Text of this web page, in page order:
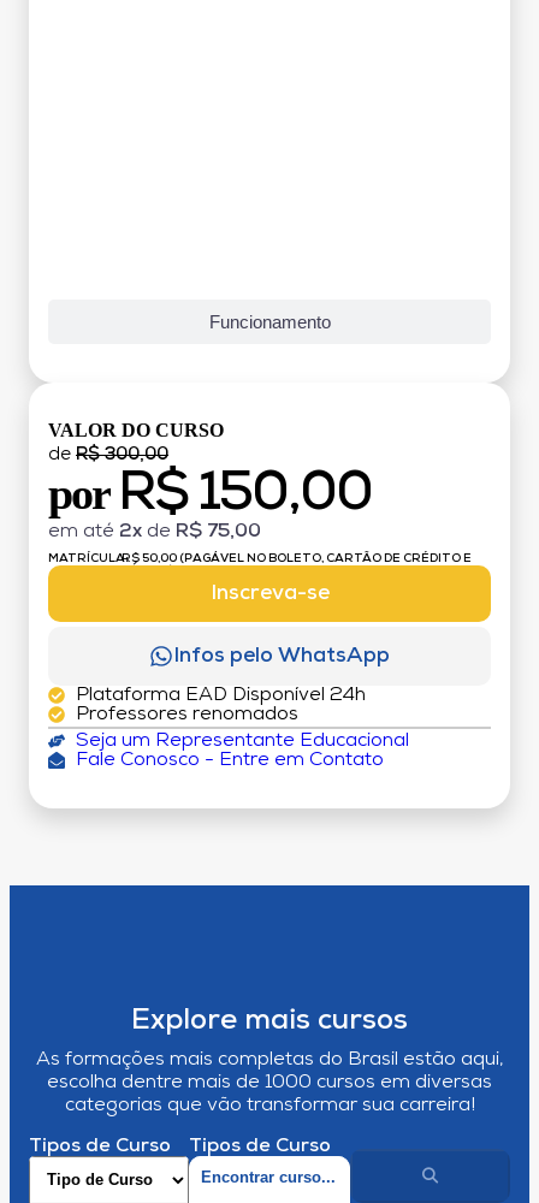
Funcionamento
VALOR DO CURSO
de R$ 300,00
por R$ 150,00
em até 2x de R$ 75,00
MATRÍCULA:R$ 50,00 (PAGÁVEL NO BOLETO, CARTÃO DE CRÉDITO E
Inscreva-se
Infos pelo WhatsApp
Plataforma EAD Disponível 24h
Professores renomados
Seja um Representante Educacional
Fale Conosco - Entre em Contato
Explore mais cursos
As formações mais completas do Brasil estão aqui,
escolha dentre mais de 1000 cursos em diversas
categorias que vão transformar sua carreira!
Tipos de Curso Tipos de Curso